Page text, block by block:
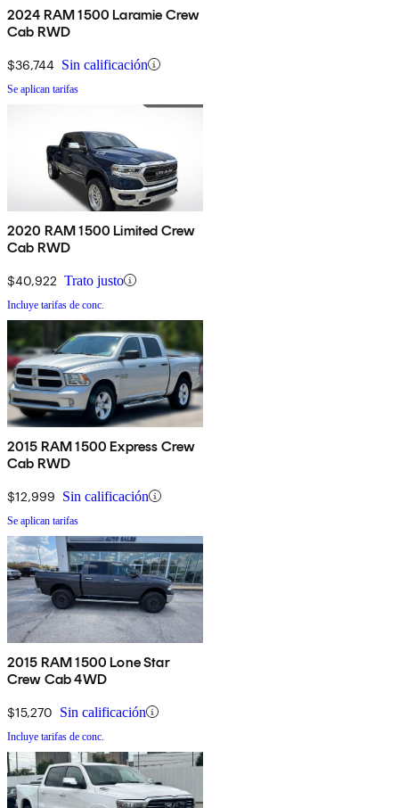
2024 RAM 1500 Laramie Crew
Cab RWD
$36,744 Sin calificación
Se aplican tarifas
2020 RAM 1500 Limited Crew
Cab RWD
$40,922 Trato justo
Incluye tarifas de conc.
2015 RAM 1500 Express Crew
Cab RWD
$12,999 Sin calificación
Se aplican tarifas
2015 RAM 1500 Lone Star
Crew Cab 4WD
$15,270 Sin calificación
Incluye tarifas de conc.